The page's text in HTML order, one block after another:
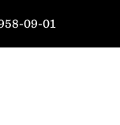
09-01